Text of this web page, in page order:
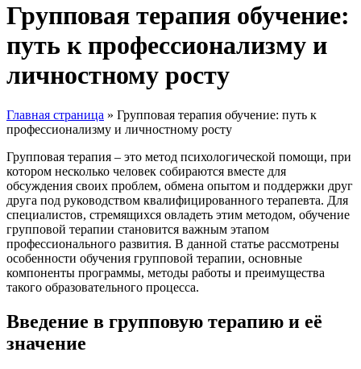
Групповая терапия обучение:
путь к профессионализму и
личностному росту
Главная страница » Групповая терапия обучение: путь к
профессионализму и личностному росту
Групповая терапия – это метод психологической помощи, при
котором несколько человек собираются вместе для
обсуждения своих проблем, обмена опытом и поддержки друг
друга под руководством квалифицированного терапевта. Для
специалистов, стремящихся овладеть этим методом, обучение
групповой терапии становится важным этапом
профессионального развития. В данной статье рассмотрены
особенности обучения групповой терапии, основные
компоненты программы, методы работы и преимущества
такого образовательного процесса.
Введение в групповую терапию и её
значение